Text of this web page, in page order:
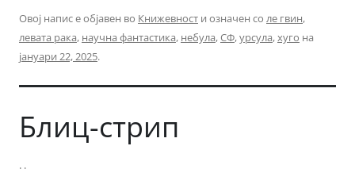
Овој напис е објавен во Книжевност и означен со ле гвин,
левата рака, научна фантастика, небула,СФ,урсула,хуго на
јануари 22, 2025.
Блиц-стрип